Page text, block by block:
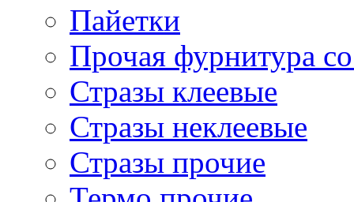
Пайетки
Прочая фурнитура
Стразы клеевые
Стразы неклеевые
Стразы прочие